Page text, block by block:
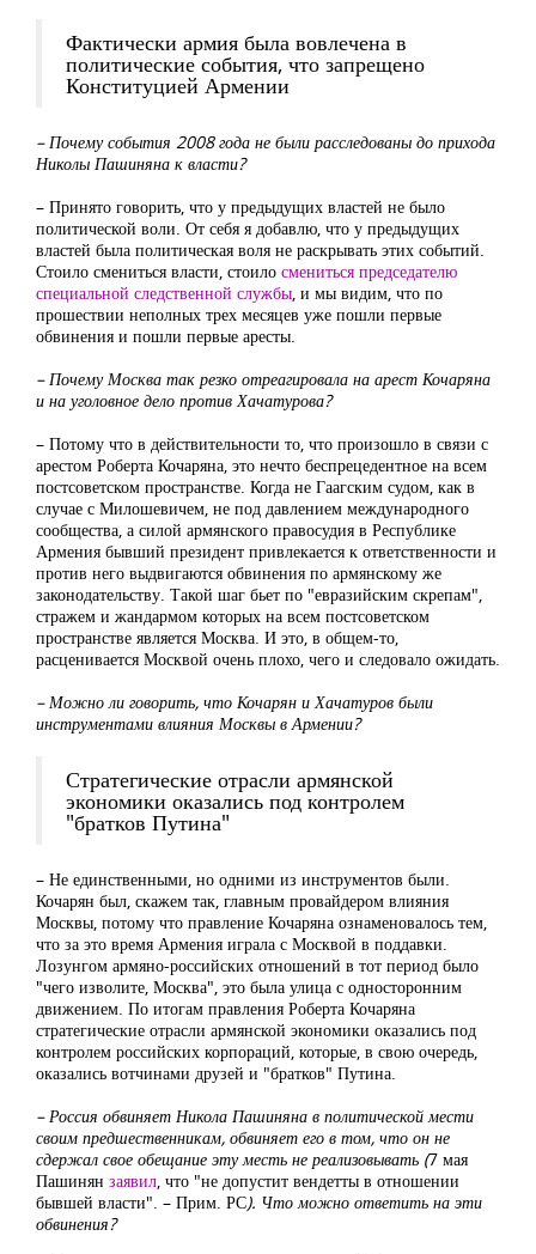
Фактически армия была вовлечена в
политические события, что запрещено
Конституцией Армении
– Почему события 2008 года не были расследованы до прихода
Николы Пашиняна к власти?
– Принято говорить, что у предыдущих властей не было
политической воли. От себя я добавлю, что у предыдущих
властей была политическая воля не раскрывать этих событий.
Стоило смениться власти, стоило смениться председателю
специальной следственной службы, и мы видим, что по
прошествии неполных трех месяцев уже пошли первые
обвинения и пошли первые аресты.
– Почему Москва так резко отреагировала на арест Кочаряна
и на уголовное дело против Хачатурова?
– Потому что в действительности то, что произошло в связи с
арестом Роберта Кочаряна, это нечто беспрецедентное на всем
постсоветском пространстве. Когда не Гаагским судом, как в
случае с Милошевичем, не под давлением международного
сообщества, а силой армянского правосудия в Республике
Армения бывший президент привлекается к ответственности и
против него выдвигаются обвинения по армянскому же
законодательству. Такой шаг бьет по "евразийским скрепам",
стражем и жандармом которых на всем постсоветском
пространстве является Москва. И это, в общем-то,
расценивается Москвой очень плохо, чего и следовало ожидать.
– Можно ли говорить, что Кочарян и Хачатуров были
инструментами влияния Москвы в Армении?
Стратегические отрасли армянской
экономики оказались под контролем
"братков Путина"
– Не единственными, но одними из инструментов были.
Кочарян был, скажем так, главным провайдером влияния
Москвы, потому что правление Кочаряна ознаменовалось тем,
что за это время Армения играла с Москвой в поддавки.
Лозунгом армяно-российских отношений в тот период было
"чего изволите, Москва", это была улица с односторонним
движением. По итогам правления Роберта Кочаряна
стратегические отрасли армянской экономики оказались под
контролем российских корпораций, которые, в свою очередь,
оказались вотчинами друзей и "братков" Путина.
– Россия обвиняет Никола Пашиняна в политической мести
своим предшественникам, обвиняет его в том, что он не
сдержал свое обещание эту месть не реализовывать (7 мая
Пашинян заявил, что "не допустит вендетты в отношении
бывшей власти". – Прим. РС). Что можно ответить на эти
обвинения?